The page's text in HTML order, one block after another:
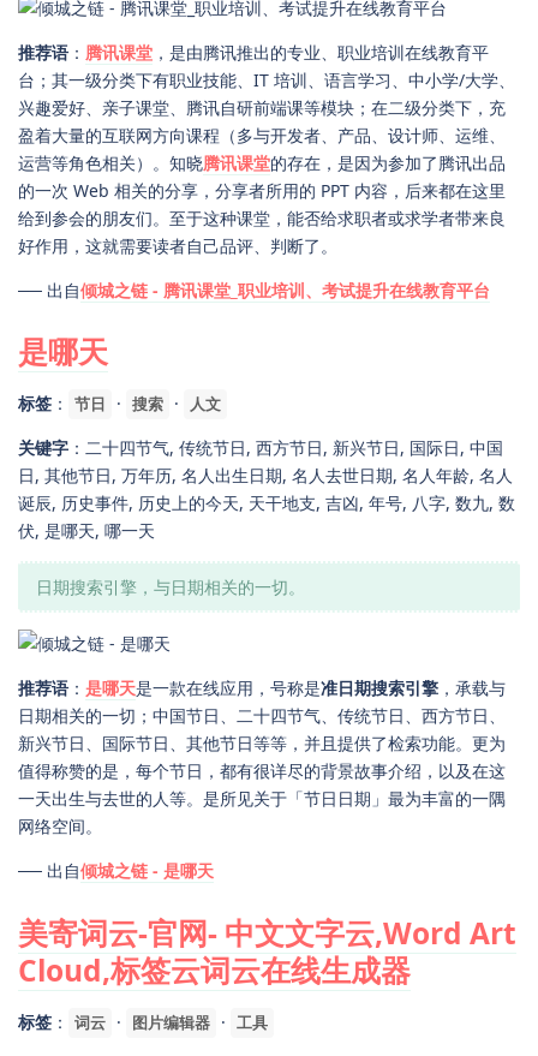
推荐语 ： 腾讯课堂 ，是由腾讯推出的专业、职业培训在线教育平
台；其一级分类下有职业技能、IT 培训、语言学习、中小学/大学、
兴趣爱好、亲子课堂、腾讯自研前端课等模块；在二级分类下，充
盈着大量的互联网方向课程（多与开发者、产品、设计师、运维、
运营等角色相关）。知晓腾讯课堂的存在，是因为参加了腾讯出品
的一次 Web 相关的分享，分享者所用的 PPT 内容，后来都在这里
给到参会的朋友们。至于这种课堂，能否给求职者或求学者带来良
好作用，这就需要读者自己品评、判断了。
── 出自倾城之链 - 腾讯课堂_职业培训、考试提升在线教育平台
是哪天
标签 ： 节日 · 搜索 · 人文
关键字 ：二十四节气, 传统节日, 西方节日, 新兴节日, 国际日, 中国
日, 其他节日, 万年历, 名人出生日期, 名人去世日期, 名人年龄, 名人
诞辰, 历史事件, 历史上的今天, 天干地支, 吉凶, 年号, 八字, 数九, 数
伏, 是哪天, 哪一天
日期搜索引擎，与日期相关的一切。
推荐语 ： 是哪天是一款在线应用，号称是准日期搜索引擎 ，承载与
日期相关的一切；中国节日、二十四节气、传统节日、西方节日、
新兴节日、国际节日、其他节日等等，并且提供了检索功能。更为
值得称赞的是，每个节日，都有很详尽的背景故事介绍，以及在这
一天出生与去世的人等。是所见关于「节日日期」最为丰富的一隅
网络空间。
── 出自倾城之链 - 是哪天
美寄词云-官网- 中文文字云,Word Art
Cloud,标签云词云在线生成器
标签 ： 词云 · 图片编辑器 · 工具